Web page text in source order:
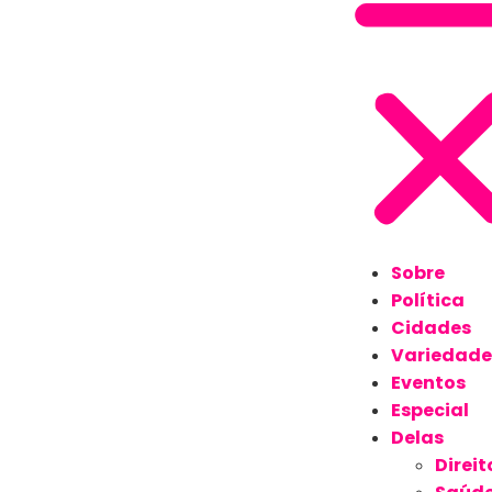
Sobre
Política
Cidades
Eventos
Especial
Delas